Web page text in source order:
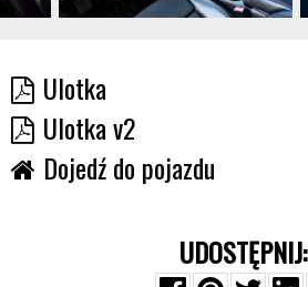
Ulotka
Ulotka v2
Dojedź do pojazdu
UDOSTĘPNIJ: